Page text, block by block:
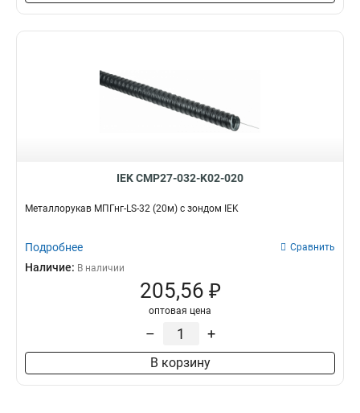
IEK CMP27-032-K02-020
Металлорукав МПГнг-LS-32 (20м) с зондом IEK
Подробнее Сравнить
Наличие: В наличии
205,56 ₽
оптовая цена
– +
В корзину